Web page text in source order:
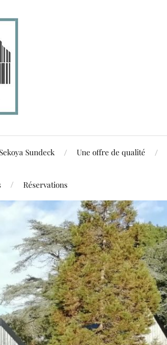
Sekoya Sundeck Une offre de qualité
Réservations